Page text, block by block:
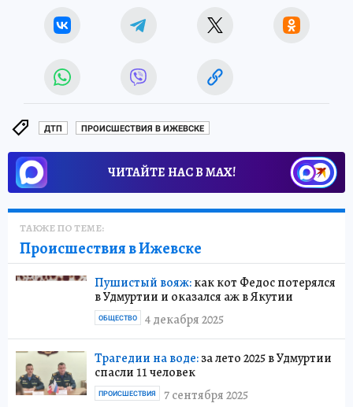
ДТП ПРОИСШЕСТВИЯ В ИЖЕВСКЕ
ЧИТАЙТЕ НАС В МАХ!
ТАКЖЕ ПО ТЕМЕ:
Происшествия в Ижевске
Пушистый вояж:как кот Федос потерялся
в Удмуртии и оказался аж в Якутии
4 декабря 2025
ОБЩЕСТВО
Трагедии на воде:за лето 2025 в Удмуртии
спасли 11 человек
7 сентября 2025
ПРОИСШЕСТВИЯ